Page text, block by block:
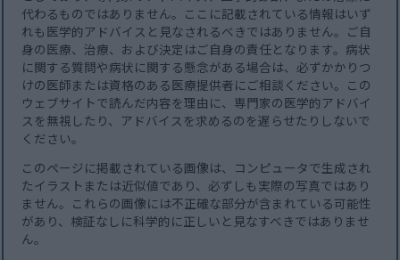
代わるものではありません。ここに記載されている情報はいず
れも医学的アドバイスと見なされるべきではありません。ご自
身の医療、治療、および決定はご自身の責任となります。病状
に関する質問や病状に関する懸念がある場合は、必ずかかりつ
けの医師または資格のある医療提供者にご相談ください。この
ウェブサイトで読んだ内容を理由に、専門家の医学的アドバイ
スを無視したり、アドバイスを求めるのを遅らせたりしないで
ください。
このページに掲載されている画像は、コンピュータで生成され
たイラストまたは近似値であり、必ずしも実際の写真ではあり
ません。これらの画像には不正確な部分が含まれている可能性
があり、検証なしに科学的に正しいと見なすべきではありませ
ん。